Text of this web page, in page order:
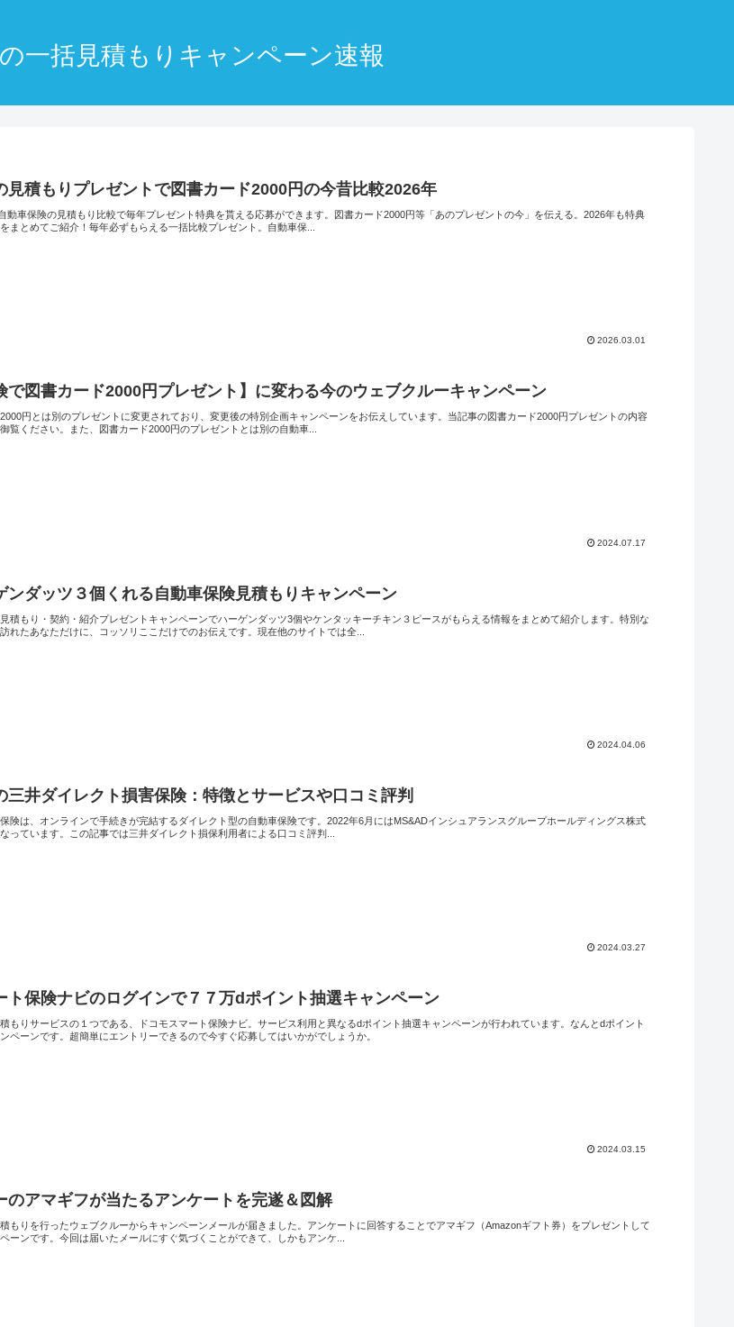
一括見積もりキャンペーン速報
見積もりプレゼントで図書カード2000円の今昔比較2026年
動車保険の見積もり比較で毎年プレゼント特典を貰える応募ができます。図書カード2000円等「あのプレゼントの今」を伝える。2026年も特典
まとめてご紹介！毎年必ずもらえる一括比較プレゼント。自動車保...
2026.03.01
で図書カード2000円プレゼント】に変わる今のウェブクルーキャンペーン
円とは別のプレゼントに変更されており、変更後の特別企画キャンペーンをお伝えしています。当記事の図書カード2000円プレゼントの内容
覧ください。また、図書カード2000円のプレゼントとは別の自動車...
2024.07.17
ンダッツ３個くれる自動車保険見積もりキャンペーン
積もり・契約・紹介プレゼントキャンペーンでハーゲンダッツ3個やケンタッキーチキン３ピースがもらえる情報をまとめて紹介します。特別な
れたあなただけに、コッソリここだけでのお伝えです。現在他のサイトでは全...
2024.04.06
三井ダイレクト損害保険：特徴とサービスや口コミ評判
険は、オンラインで手続きが完結するダイレクト型の自動車保険です。2022年6月にはMS&ADインシュアランスグループホールディングス株式
っています。この記事では三井ダイレクト損保利用者による口コミ評判...
2024.03.27
ト保険ナビのログインで７７万dポイント抽選キャンペーン
もりサービスの１つである、ドコモスマート保険ナビ。サービス利用と異なるdポイント抽選キャンペーンが行われています。なんとdポイント
ペーンです。超簡単にエントリーできるので今すぐ応募してはいかがでしょうか。
2024.03.15
のアマギフが当たるアンケートを完遂＆図解
もりを行ったウェブクルーからキャンペーンメールが届きました。アンケートに回答することでアマギフ（Amazonギフト券）をプレゼントして
ーンです。今回は届いたメールにすぐ気づくことができて、しかもアンケ...